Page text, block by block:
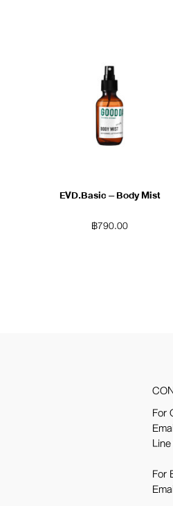
EVD.Basic – Body Mist
฿790.00
For
For